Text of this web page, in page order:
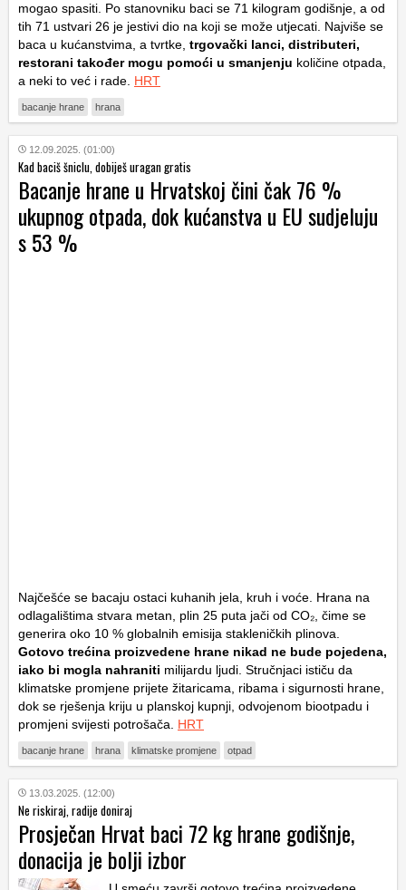
mogao spasiti. Po stanovniku baci se 71 kilogram godišnje, a od
tih 71 ustvari 26 je jestivi dio na koji se može utjecati. Najviše se
baca u kućanstvima, a tvrtke, trgovački lanci, distributeri,
restorani također mogu pomoći u smanjenju količine otpada,
a neki to već i rade. HRT
bacanje hrane hrana
12.09.2025. (01:00)
Kad baciš šniclu, dobiješ uragan gratis
Bacanje hrane u Hrvatskoj čini čak 76 %
ukupnog otpada, dok kućanstva u EU sudjeluju
s 53 %
Najčešće se bacaju ostaci kuhanih jela, kruh i voće. Hrana na
odlagalištima stvara metan, plin 25 puta jači od CO₂, čime se
generira oko 10 % globalnih emisija stakleničkih plinova.
Gotovo trećina proizvedene hrane nikad ne bude pojedena,
iako bi mogla nahraniti milijardu ljudi. Stručnjaci ističu da
klimatske promjene prijete žitaricama, ribama i sigurnosti hrane,
dok se rješenja kriju u planskoj kupnji, odvojenom biootpadu i
promjeni svijesti potrošača. HRT
bacanje hrane hrana klimatske promjene otpad
13.03.2025. (12:00)
Ne riskiraj, radije doniraj
Prosječan Hrvat baci 72 kg hrane godišnje,
donacija je bolji izbor